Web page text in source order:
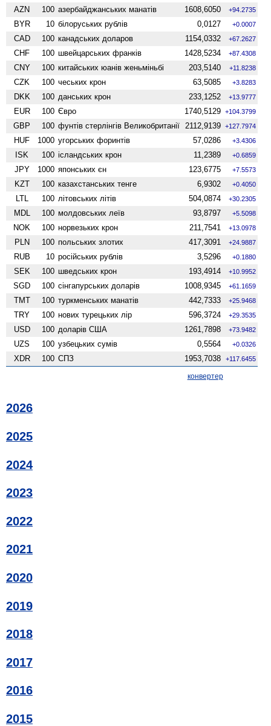
AZN 100 азербайджанських манатів 1608,6050 +94.2735
BYR 10 білоруських рублів 0,0127 +0.0007
CAD 100 канадських доларов 1154,0332 +67.2627
CHF 100 швейцарських франків 1428,5234 +87.4308
CNY 100 китайських юанів женьмiньбi 203,5140 +11.8238
CZK 100 чеських крон 63,5085 +3.8283
DKK 100 данських крон 233,1252 +13.9777
EUR 100 Євро 1740,5129 +104.3799
GBP 100 фунтів стерлінгів Велико­британії 2112,9139 +127.7974
HUF 1000 угорських форинтів 57,0286 +3.4306
ISK 100 ісландських крон 11,2389 +0.6859
JPY 1000 японських єн 123,6775 +7.5573
KZT 100 казахстанських тенге 6,9302 +0.4050
LTL 100 літовських літів 504,0874 +30.2305
MDL 100 молдовських леїв 93,8797 +5.5098
NOK 100 норвезьких крон 211,7541 +13.0978
PLN 100 польських злотих 417,3091 +24.9887
RUB 10 російських рублів 3,5296 +0.1880
SEK 100 шведських крон 193,4914 +10.9952
SGD 100 сінгапурських доларів 1008,9345 +61.1659
TMT 100 туркменських манатів 442,7333 +25.9468
TRY 100 нових турецьких лір 596,3724 +29.3535
USD 100 доларів США 1261,7898 +73.9482
UZS 100 узбецьких сумів 0,5564 +0.0326
XDR 100 СПЗ 1953,7038 +117.6455
конвертер
2026
2025
2024
2023
2022
2021
2020
2019
2018
2017
2016
2015